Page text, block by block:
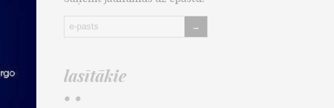
→
lasītākie
• •